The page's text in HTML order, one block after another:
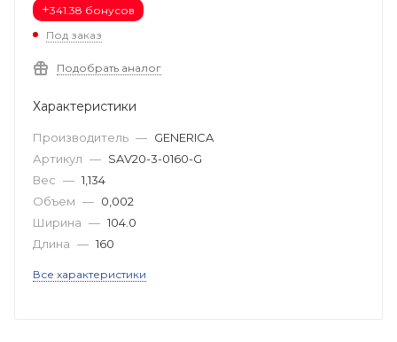
+341.38 бонусов
Под заказ
Подобрать аналог
Характеристики
Производитель — GENERICA
Артикул — SAV20-3-0160-G
Вес — 1,134
Объем — 0,002
Ширина — 104.0
Длина — 160
Все характеристики